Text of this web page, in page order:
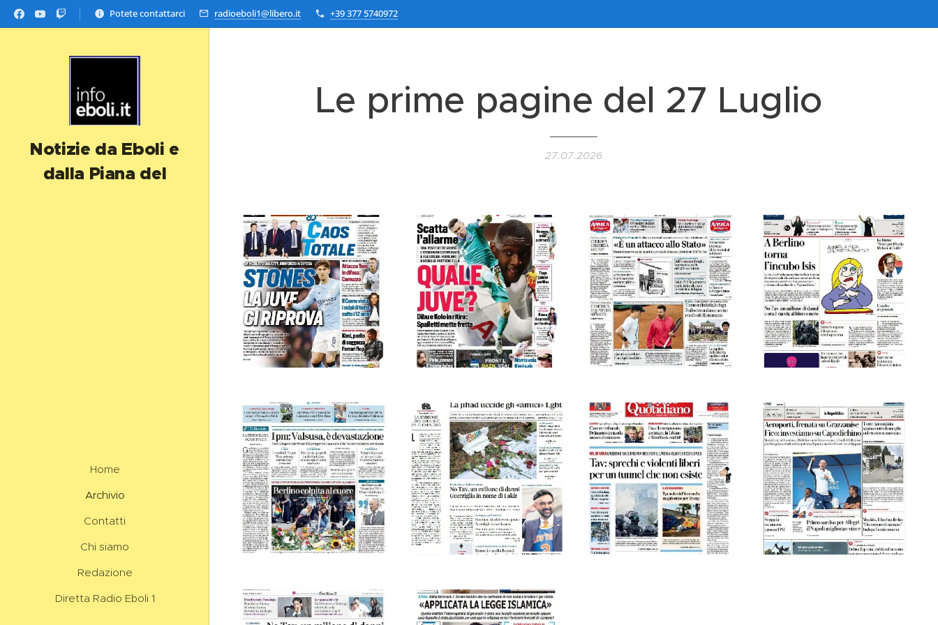
Potete contattarci radioeboli1@libero.it +39 377 5740972
Notizie da Eboli e
dalla Piana del
Home
Archivio
Contatti
Chi siamo
Redazione
Diretta Radio Eboli 1
Le prime pagine del 27 Luglio
27.07.2026